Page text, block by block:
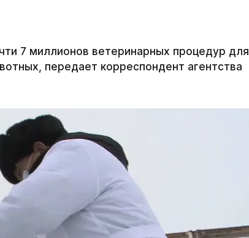
7 миллионов ветеринарных процедур для
передает корреспондент агентства